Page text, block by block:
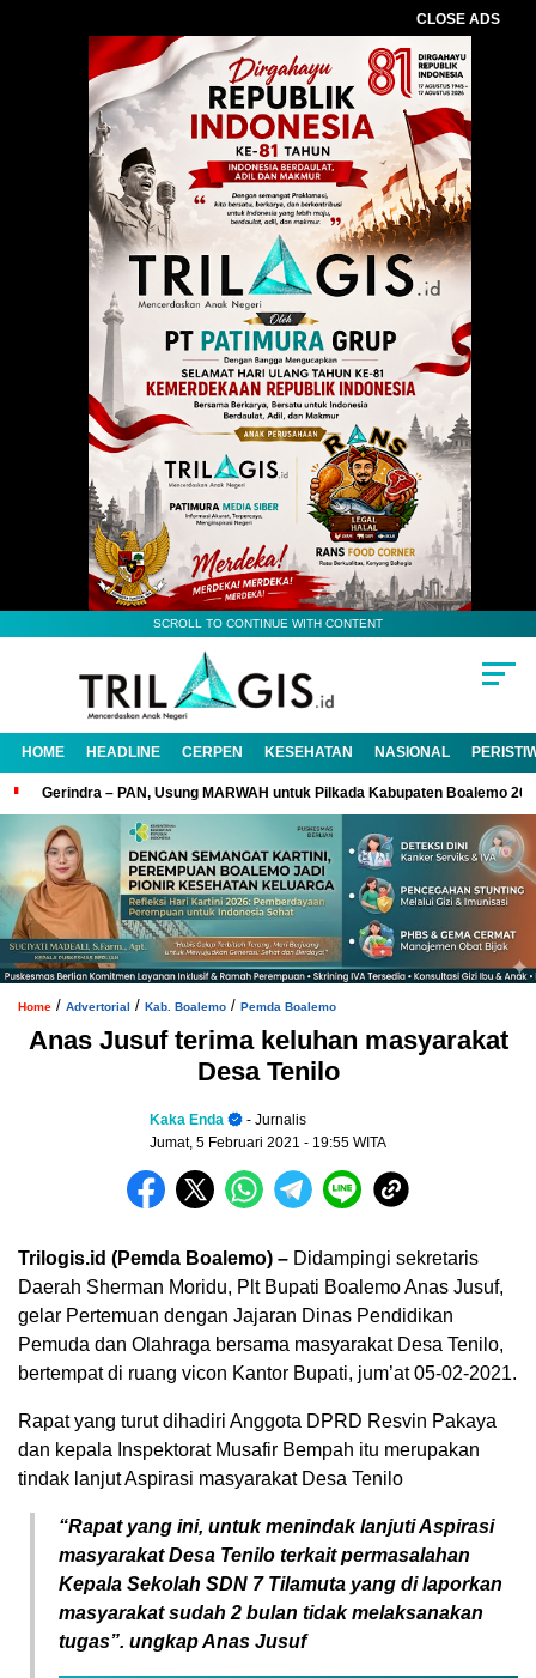
CLOSE ADS
SCROLL TO CONTINUE WITH CONTENT
HOME HEADLINE CERPEN KESEHATAN NASIONAL
Gerindra – PAN, Usung MARWAH untuk Pilkada Kabupaten Boalemo
Home / Advertorial / Kab. Boalemo / Pemda Boalemo
Anas Jusuf terima keluhan masyarakat
Desa Tenilo
Kaka Enda
- Jurnalis
Jumat, 5 Februari 2021 - 19:55 WITA
Trilogis.id (Pemda Boalemo) – Didampingi sekretaris
Daerah Sherman Moridu, Plt Bupati Boalemo Anas Jusuf,
gelar Pertemuan dengan Jajaran Dinas Pendidikan
Pemuda dan Olahraga bersama masyarakat Desa Tenilo,
bertempat di ruang vicon Kantor Bupati, jum’at 05-02-2021.
Rapat yang turut dihadiri Anggota DPRD Resvin Pakaya
dan kepala Inspektorat Musafir Bempah itu merupakan
tindak lanjut Aspirasi masyarakat Desa Tenilo
“Rapat yang ini, untuk menindak lanjuti Aspirasi
masyarakat Desa Tenilo terkait permasalahan
Kepala Sekolah SDN 7 Tilamuta yang di laporkan
masyarakat sudah 2 bulan tidak melaksanakan
tugas”. ungkap Anas Jusuf